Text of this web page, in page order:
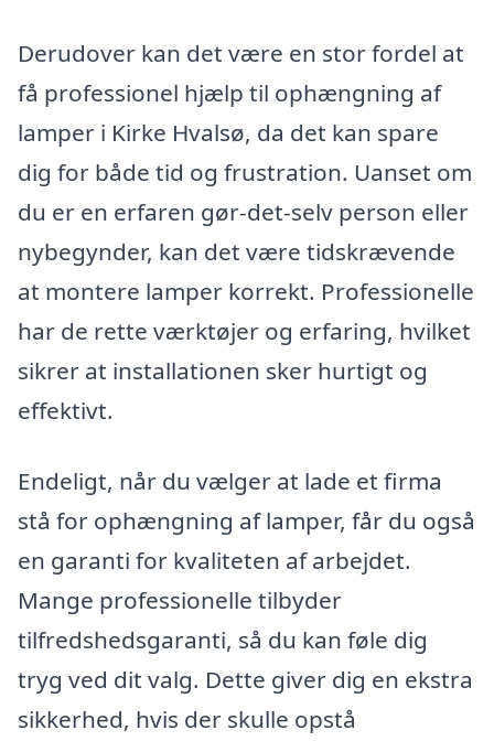
Derudover kan det være en stor fordel at
få professionel hjælp til ophængning af
lamper i Kirke Hvalsø, da det kan spare
dig for både tid og frustration. Uanset om
du er en erfaren gør-det-selv person eller
nybegynder, kan det være tidskrævende
at montere lamper korrekt. Professionelle
har de rette værktøjer og erfaring, hvilket
sikrer at installationen sker hurtigt og
effektivt.
Endeligt, når du vælger at lade et firma
stå for ophængning af lamper, får du også
en garanti for kvaliteten af arbejdet.
Mange professionelle tilbyder
tilfredshedsgaranti, så du kan føle dig
tryg ved dit valg. Dette giver dig en ekstra
sikkerhed, hvis der skulle opstå